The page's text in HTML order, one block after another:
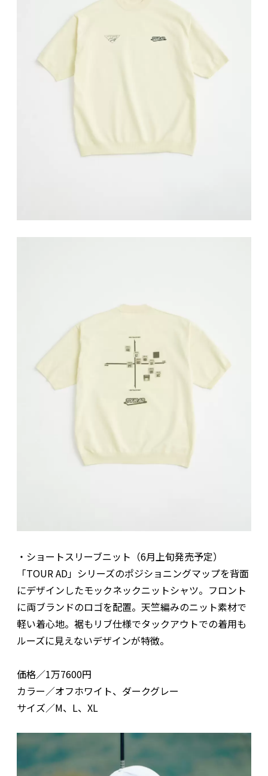
・ショートスリーブニット（6月上旬発売予定）
「TOUR AD」シリーズのポジショニングマップを背面
にデザインしたモックネックニットシャツ。フロント
に両ブランドのロゴを配置。天竺編みのニット素材で
軽い着心地。裾もリブ仕様でタックアウトでの着用も
ルーズに見えないデザインが特徴。
価格／1万7600円
カラー／オフホワイト、ダークグレー
サイズ／M、L、XL